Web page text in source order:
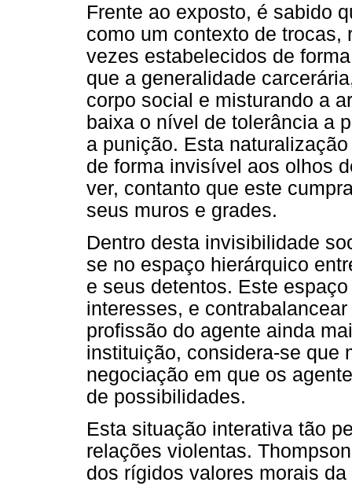
Frente ao exposto, é sabido
como um contexto de trocas,
vezes estabelecidos de
que a generalidade
corpo social e misturando a
baixa o nível de tolerância a
a punição. Esta
de forma invisível aos olhos
ver, contanto que este
seus muros e grades.
Dentro desta invisibilidade
se no espaço hierárquico
e seus detentos. Este
interesses, e
profissão do agente ainda
instituição, considera-se que
negociação em que os
de possibilidades.
Esta situação interativa tão
relações violentas.
dos rígidos valores morais